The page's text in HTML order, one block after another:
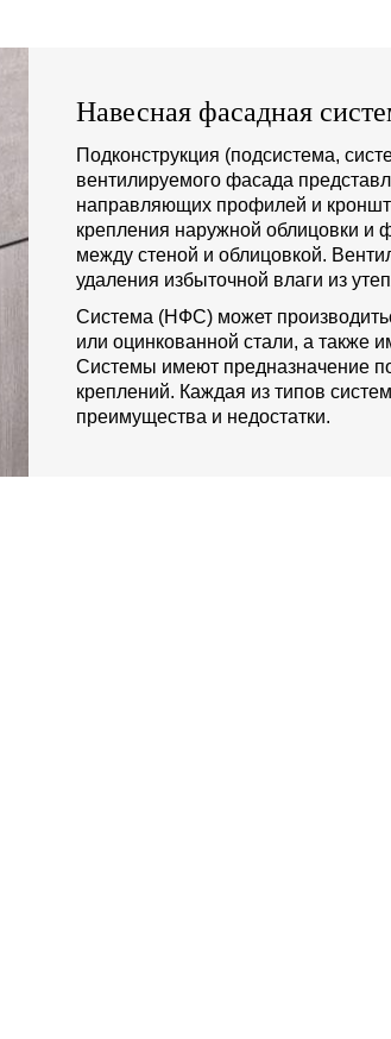
Навесная фасадная
Подконструкция (подсистема,
вентилируемого фасада
направляющих профилей и
крепления наружной облицовки и
между стеной и облицовкой.
удаления избыточной влаги из
Система (НФС) может
или оцинкованной стали, а также
Системы имеют предназначение
креплений. Каждая из типов
преимущества и недостатки.